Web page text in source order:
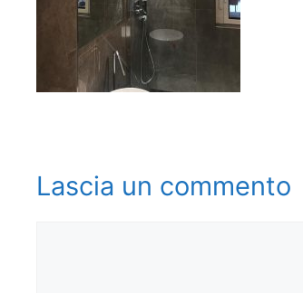
Lascia un commento